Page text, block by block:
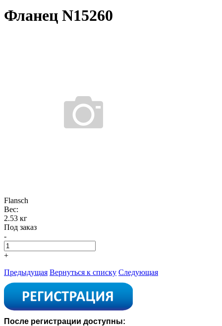
Фланец N15260
Flansch
Вес:
2.53 кг
Под заказ
-
+
Предыдущая Вернуться к списку Следующая
После регистрации доступны: